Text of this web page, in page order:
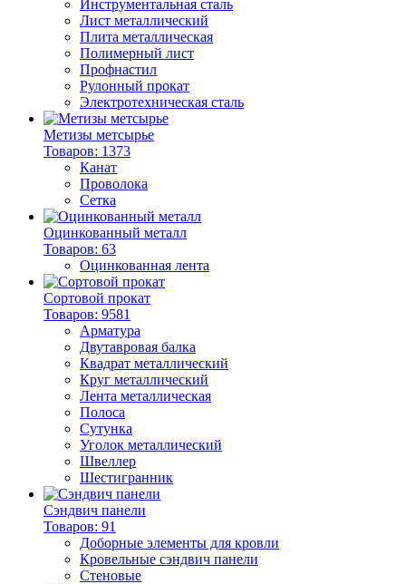
Инструментальная сталь
Лист металлический
Плита металлическая
Полимерный лист
Профнастил
Рулонный прокат
Электротехническая сталь
Метизы метсырье
Товаров: 1373
Канат
Проволока
Сетка
Оцинкованный металл
Товаров: 63
Оцинкованная лента
Сортовой прокат
Товаров: 9581
Арматура
Двутавровая балка
Квадрат металлический
Круг металлический
Лента металлическая
Полоса
Сутунка
Уголок металлический
Швеллер
Шестигранник
Сэндвич панели
Товаров: 91
Доборные элементы для кровли
Кровельные сэндвич панели
Стеновые